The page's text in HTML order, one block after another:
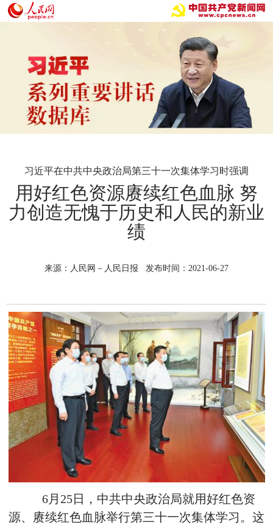
习近平在中共中央政治局第三十一次集体学习时强调
用好红色资源赓续红色血脉 努
力创造无愧于历史和人民的新业
绩
来源：人民网－人民日报 发布时间：2021-06-27
6月25日，中共中央政治局就用好红色资
源、赓续红色血脉举行第三十一次集体学习。这